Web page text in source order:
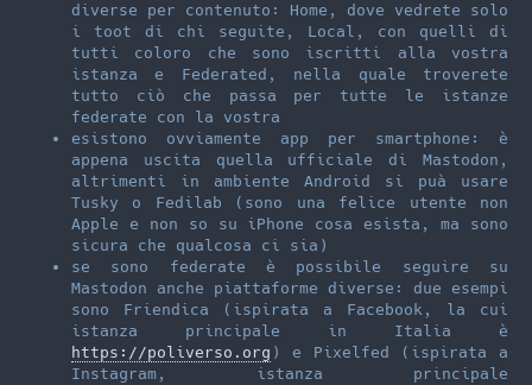
diverse per contenuto: Home, dove vedrete solo
i toot di chi seguite, Local, con quelli di
tutti coloro che sono iscritti alla vostra
istanza e Federated, nella quale troverete
tutto ciò che passa per tutte le istanze
federate con la vostra
esistono ovviamente app per smartphone: è
appena uscita quella ufficiale di Mastodon,
altrimenti in ambiente Android si puà usare
Tusky o Fedilab (sono una felice utente non
Apple e non so su iPhone cosa esista, ma sono
sicura che qualcosa ci sia)
se sono federate è possibile seguire su
Mastodon anche piattaforme diverse: due esempi
sono Friendica (ispirata a Facebook, la cui
istanza principale in Italia è
https://poliverso.org ) e Pixelfed (ispirata a
Instagram, istanza principale